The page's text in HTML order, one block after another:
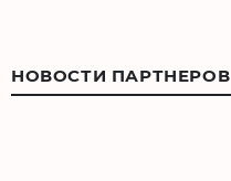
НОВОСТИ ПАРТНЕРОВ